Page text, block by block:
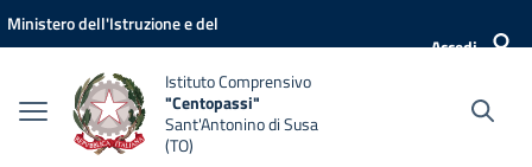
Vai ai contenuti
Vai al menu di navigazione
Vai al footer
Ministero dell'Istruzione e del
Accedi
Istituto Comprensivo
"Centopassi"
Sant'Antonino di Susa
(TO)